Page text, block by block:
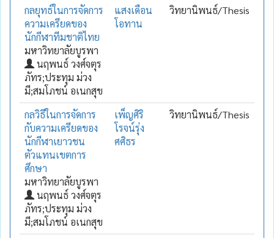
กลยุทธ์ในการจัดการ
ความเครียดของ
นักกีฬาทีมชาติไทย
มหาวิทยาลัยบูรพา
นฤพนธ์ วงศ์จตุร
ภัทร;ประทุม ม่วง
มี;สมโภชน์ อเนกสุข
แสงเดือน
โอทาน
วิทยานิพนธ์/Thesis
กลวิธีในการจัดการ
กับความเครียดของ
นักกีฬาเยาวชน
ตัวแทนเขตการ
ศึกษา
มหาวิทยาลัยบูรพา
นฤพนธ์ วงศ์จตุร
ภัทร;ประทุม ม่วง
มี;สมโภชน์ อเนกสุข
เพ็ญศิริ
โรจน์รุ่ง
ศศิธร
วิทยานิพนธ์/Thesis